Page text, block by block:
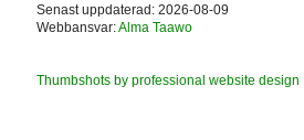
Senast uppdaterad: 2026-08-09
Webbansvar:Alma Taawo
Thumbshots by professional website design